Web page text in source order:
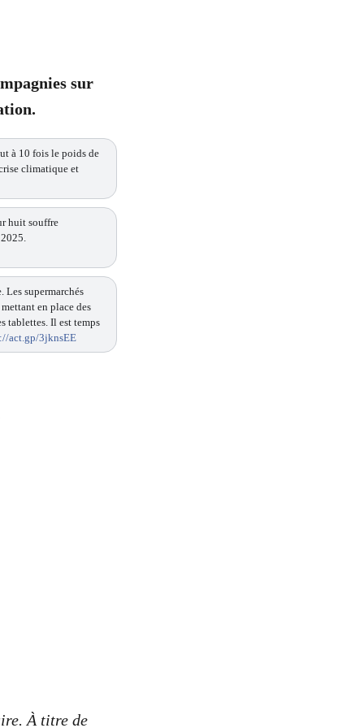
sur
à 10 fois le poids de
climatique et
huit souffre
Les supermarchés
en place des
tablettes. Il est temps
act.gp/3jknsEE
À titre de